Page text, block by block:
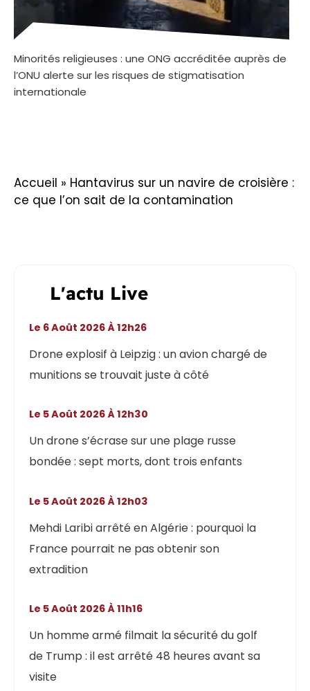
Minorités religieuses : une ONG accréditée auprès de
l’ONU alerte sur les risques de stigmatisation
internationale
Accueil » Hantavirus sur un navire de croisière :
ce que l’on sait de la contamination
L'actu Live
Drone explosif à Leipzig : un avion chargé de
munitions se trouvait juste à côté
Le 6 Août 2026 À 12h26
Un drone s’écrase sur une plage russe
bondée : sept morts, dont trois enfants
Le 5 Août 2026 À 12h30
Mehdi Laribi arrêté en Algérie : pourquoi la
France pourrait ne pas obtenir son
extradition
Le 5 Août 2026 À 12h03
Un homme armé filmait la sécurité du golf
de Trump : il est arrêté 48 heures avant sa
visite
Le 5 Août 2026 À 11h16